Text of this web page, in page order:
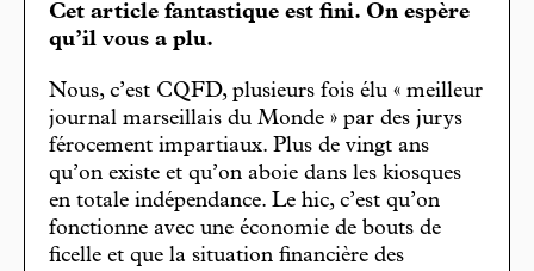
Cet article fantastique est fini. On espère
qu’il vous a plu.
Nous, c’est CQFD, plusieurs fois élu « meilleur
journal marseillais du Monde » par des jurys
férocement impartiaux. Plus de vingt ans
qu’on existe et qu’on aboie dans les kiosques
en totale indépendance. Le hic, c’est qu’on
fonctionne avec une économie de bouts de
ficelle et que la situation financière des